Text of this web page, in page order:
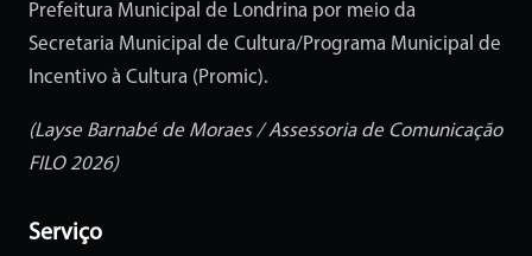
Prefeitura Municipal de Londrina por meio da
Secretaria Municipal de Cultura/Programa Municipal de
Incentivo à Cultura (Promic).
(Layse Barnabé de Moraes / Assessoria de Comunicação
FILO 2026)
Serviço